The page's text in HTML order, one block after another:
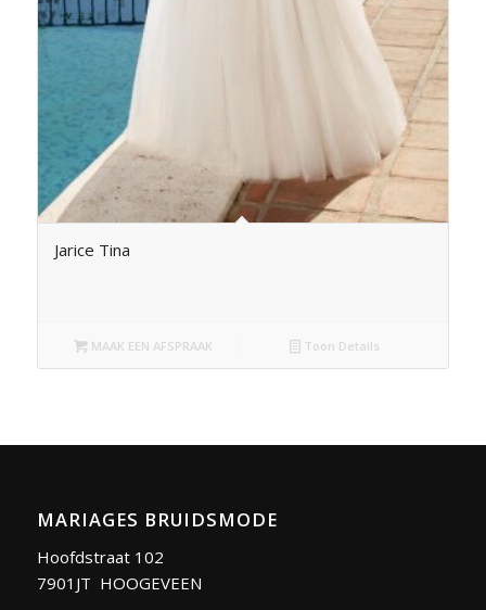
Jarice Tina
MAAK EEN AFSPRAAK Toon Details
MARIAGES BRUIDSMODE
Hoofdstraat 102
7901JT HOOGEVEEN